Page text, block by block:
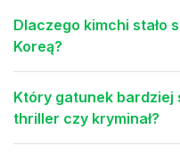
Dlaczego kimchi stało
Koreą?
Który gatunek bardziej
thriller czy kryminał?